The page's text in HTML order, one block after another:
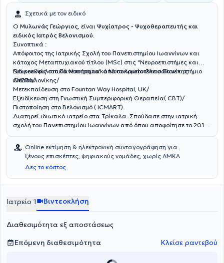
Σχετικά με τον ειδικό
Ο Μυλωνάς Γεώργιος, είναι Ψυχίατρος - Ψυχοθεραπευτής και
ειδικός Ιατρός Βελονισμού.
Συνοπτικά :
Απόφοιτος της Ιατρικής Σχολή του Πανεπιστημίου Ιωαννίνων και
κάτοχος Μεταπτυχιακού τίτλου (MSc) στις "Νευροεπιστήμες και
Νευροεκφυλιστικά Νοσήματα" από το Αριστοτέλειο Πανεπιστήμιο
Θεσσαλονίκης/
Ειδικευθείς στο Πανεπιστημιακό Νοσοκομείο Θεσσαλονίκης
ΑΧΕΠΑ/
Μετεκπαίδευση στο Fountan Way Hospital, UK/
Εξειδίκευση στη Γνωστική Συμπεριφορική Θεραπεία( CBT)/
Πιστοποίηση στο Βελονισμό ( ICMART).
Διατηρεί ιδιωτικό ιατρείο στα Τρίκαλα. Σπούδασε στην ιατρική
σχολή του Πανεπιστημίου Ιωαννίνων από όπου αποφοίτησε το 2011.
Νοσοκομείου Chelsea και Westminister στο Λονδίνο. Το 2013
υπηρέτησε ως αγροτικός ιατρός στο ΓΝ-ΚΥ Κω. Το 2014 άρχισε την
ειδικότητα της ψυχιατρικής στο Κρατικό Θεραπευτήριο Λέρου όπου
συμμετείχε στο τμήμα οξέων περιστατικών, στις δομές
ψυχοκοινωνικής αποκατάστασης και στο ΠΙΚΠΑ (περιστατικά με
Παράλληλα άρχισε η εκπαίδευσή του στη ψυχοθεραπεία. Στη
συνέχεια εργάστηκε στο Fountain Way Hospital στην Αγγλία, ένα
ψυχογηριατρική, ενηλίκων και ψυχιατρική μονάδα εντατικής
νοσοκομείο Θεσσαλονίκης ΑΧΕΠΑ, στη Γ ψυχιατρική Κλινική. Κατά
ψυχοθεραπεία με παράλληλη διενέργεια ψυχοθεραπευτικών
Online εκτίμηση & ηλεκτρονική συνταγογράφηση για
ξένους επισκέπτες, ψηφιακούς νομάδες, χωρίς ΑΜΚΑ
Δες το κόστος
Ιατρείο 1 Βιντεοκλήση
Διαθεσιμότητα εξ αποστάσεως
Επόμενη διαθεσιμότητα
Κλείσε ραντεβού